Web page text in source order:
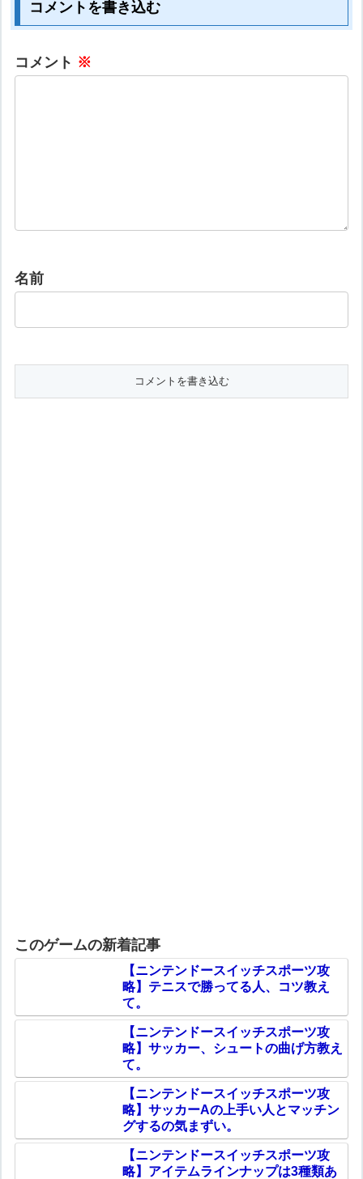
コメントを書き込む
コメント ※
名前
このゲームの新着記事
【ニンテンドースイッチスポーツ攻
略】テニスで勝ってる人、コツ教え
て。
【ニンテンドースイッチスポーツ攻
略】サッカー、シュートの曲げ方教え
て。
【ニンテンドースイッチスポーツ攻
略】サッカーAの上手い人とマッチン
グするの気まずい。
【ニンテンドースイッチスポーツ攻
略】アイテムラインナップは3種類あ